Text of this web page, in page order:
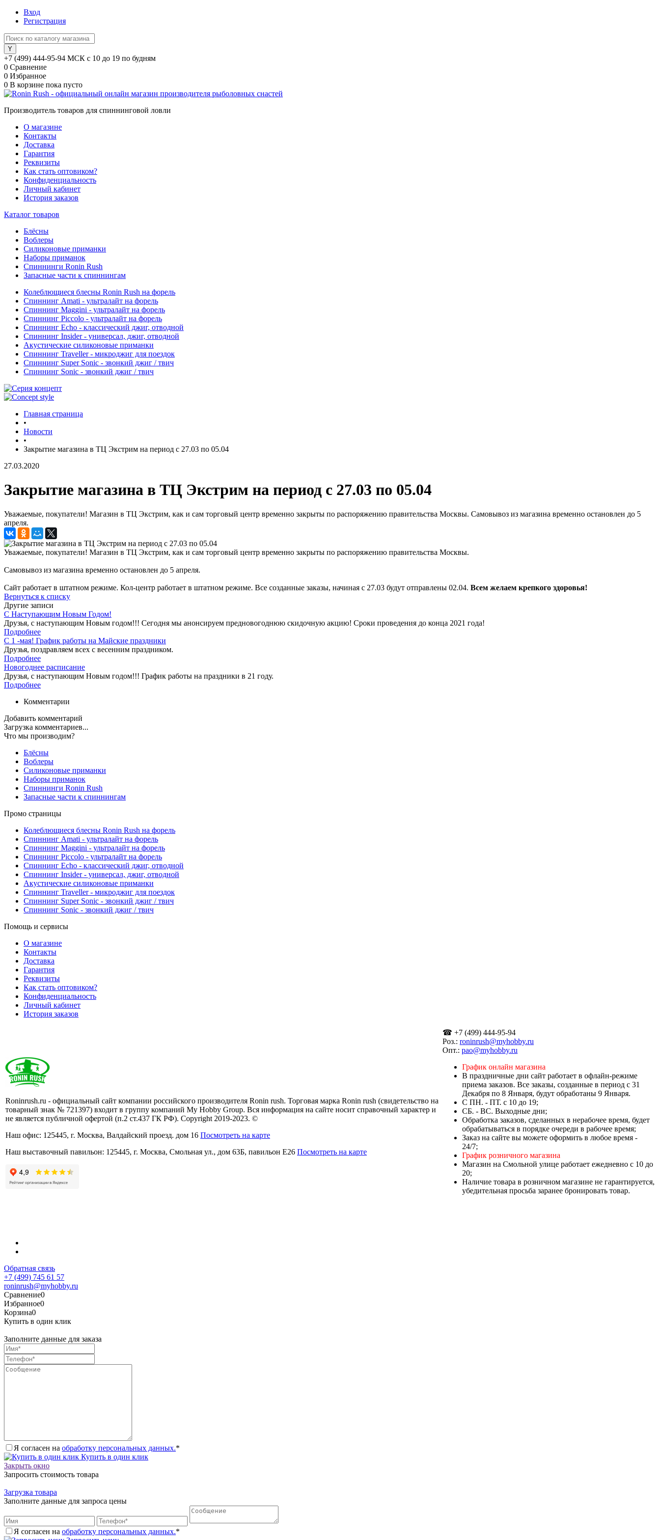
Вход
Регистрация
+7 (499) 444-95-94 МСК с 10 до 19 по будням
0 Сравнение
0 Избранное
0 В корзине пока пусто
Производитель товаров для спиннинговой ловли
О магазине
Контакты
Доставка
Гарантия
Реквизиты
Как стать оптовиком?
Конфиденциальность
Личный кабинет
История заказов
Каталог товаров
Блёсны
Воблеры
Силиконовые приманки
Наборы приманок
Спиннинги Ronin Rush
Запасные части к спиннингам
Колеблющиеся блесны Ronin Rush на форель
Спиннинг Amati - ультралайт на форель
Спиннинг Maggini - ультралайт на форель
Спиннинг Piccolo - ультралайт на форель
Спиннинг Echo - классический джиг, отводной
Спиннинг Insider - универсал, джиг, отводной
Акустические силиконовые приманки
Спиннинг Traveller - микроджиг для поездок
Спиннинг Super Sonic - звонкий джиг / твич
Спиннинг Sonic - звонкий джиг / твич
Главная страница
•
Новости
•
Закрытие магазина в ТЦ Экстрим на период с 27.03 по 05.04
27.03.2020
Закрытие магазина в ТЦ Экстрим на период с 27.03 по 05.04
Уважаемые, покупатели! Магазин в ТЦ Экстрим, как и сам торговый центр временно закрыты по распоряжению правительства Москвы. Самовывоз из магазина временно остановлен до 5
апреля.
Уважаемые, покупатели! Магазин в ТЦ Экстрим, как и сам торговый центр временно закрыты по распоряжению правительства Москвы.
Самовывоз из магазина временно остановлен до 5 апреля.
Сайт работает в штатном режиме. Кол-центр работает в штатном режиме. Все созданные заказы, начиная с 27.03 будут отправлены 02.04. Всем желаем крепкого здоровья!
Вернуться к списку
Другие записи
С Наступающим Новым Годом!
Друзья, с наступающим Новым годом!!! Сегодня мы анонсируем предновогоднюю скидочную акцию! Сроки проведения до конца 2021 года!
Подробнее
С 1 -мая! График работы на Майские праздники
Друзья, поздравляем всех с весенним праздником.
Подробнее
Новогоднее расписание
Друзья, с наступающим Новым годом!!! График работы на праздники в 21 году.
Подробнее
Комментарии
Добавить комментарий
Загрузка комментариев...
Что мы производим?
Блёсны
Воблеры
Силиконовые приманки
Наборы приманок
Спиннинги Ronin Rush
Запасные части к спиннингам
Промо страницы
Колеблющиеся блесны Ronin Rush на форель
Спиннинг Amati - ультралайт на форель
Спиннинг Maggini - ультралайт на форель
Спиннинг Piccolo - ультралайт на форель
Спиннинг Echo - классический джиг, отводной
Спиннинг Insider - универсал, джиг, отводной
Акустические силиконовые приманки
Спиннинг Traveller - микроджиг для поездок
Спиннинг Super Sonic - звонкий джиг / твич
Спиннинг Sonic - звонкий джиг / твич
Помощь и сервисы
О магазине
Контакты
Доставка
Гарантия
Реквизиты
Как стать оптовиком?
Конфиденциальность
Личный кабинет
История заказов
Roninrush.ru - официальный сайт компании российского производителя Ronin rush. Торговая марка Ronin rush (свидетельство на
товарный знак № 721397) входит в группу компаний My Hobby Group. Вся информация на сайте носит справочный характер и
не является публичной офертой (п.2 ст.437 ГК РФ). Copyright 2019-2023. ©
Наш офис: 125445, г. Москва, Валдайский проезд. дом 16 Посмотреть на карте
Наш выставочный павильон: 125445, г. Москва, Смольная ул., дом 63Б, павильон Е26 Посмотреть на карте
☎ +7 (499) 444-95-94
Роз.: roninrush@myhobby.ru
Опт.: pao@myhobby.ru
График онлайн магазина
В праздничные дни сайт работает в офлайн-режиме
приема заказов. Все заказы, созданные в период с 31
Декабря по 8 Января, будут обработаны 9 Января.
C ПН. - ПТ. с 10 до 19;
СБ. - ВС. Выходные дни;
Обработка заказов, сделанных в нерабочее время, будет
обрабатываться в порядке очереди в рабочее время;
Заказ на сайте вы можете оформить в любое время -
24/7;
График розничного магазина
Магазин на Смольной улице работает ежедневно с 10 до
20;
Наличие товара в розничном магазине не гарантируется,
убедительная просьба заранее бронировать товар.
Обратная связь
+7 (499) 745 61 57
roninrush@myhobby.ru
Сравнение0
Избранное0
Корзина0
Купить в один клик
Заполните данные для заказа
Я согласен на обработку персональных данных.*
Купить в один клик
Закрыть окно
Запросить стоимость товара
Загрузка товара
Заполните данные для запроса цены
Я согласен на обработку персональных данных.*